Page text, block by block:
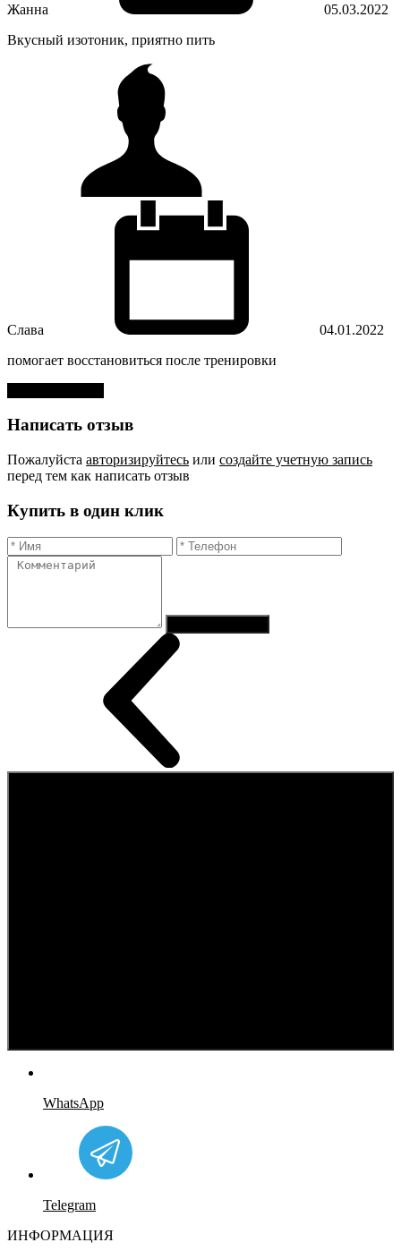
Жанна
05.03.2022
Вкусный изотоник, приятно пить
Слава
04.01.2022
помогает восстановиться после тренировки
Написать отзыв
Пожалуйста авторизируйтесь или создайте учетную запись
перед тем как написать отзыв
Купить в один клик
WhatsApp
Telegram
ИНФОРМАЦИЯ